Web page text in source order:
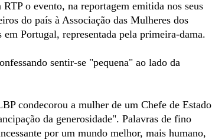
o evento, na reportagem emitida nos seus
do país à Associação das Mulheres dos
Portugal, representada pela primeira-dama.
sentir-se "pequena" ao lado da
condecorou a mulher de um Chefe de Estado
da generosidade". Palavras de fino
por um mundo melhor, mais humano,